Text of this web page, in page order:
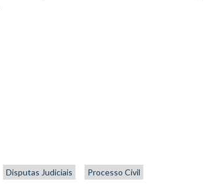
Disputas Judiciais Processo Civil